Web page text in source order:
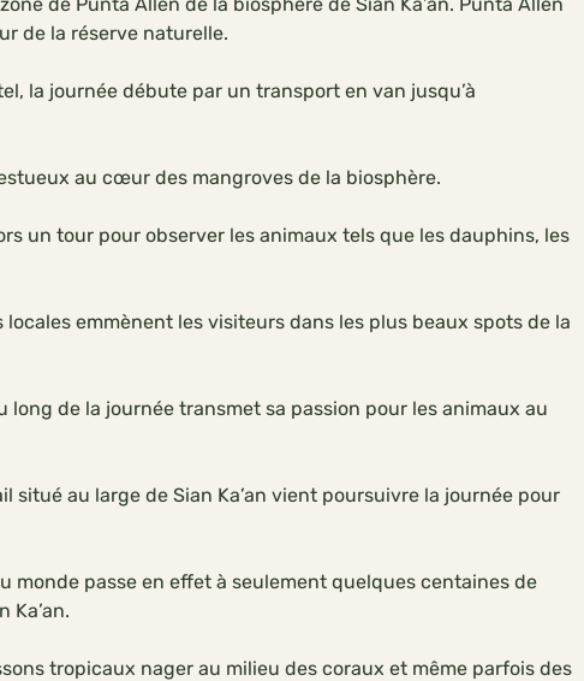
de la réserve naturelle.
la journée débute par un transport en van jusqu’à
au cœur des mangroves de la biosphère.
un tour pour observer les animaux tels que les dauphins, les
emmènent les visiteurs dans les plus beaux spots de la
de la journée transmet sa passion pour les animaux au
situé au large de Sian Ka’an vient poursuivre la journée pour
monde passe en effet à seulement quelques centaines de
Ka’an.
tropicaux nager au milieu des coraux et même parfois des